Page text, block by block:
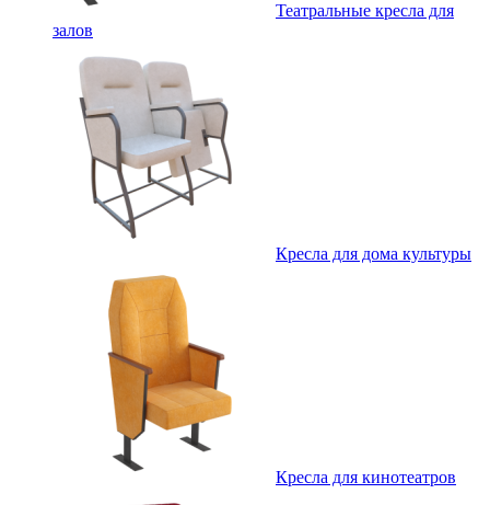
Театральные кресла для
залов
Кресла для дома культуры
Кресла для кинотеатров